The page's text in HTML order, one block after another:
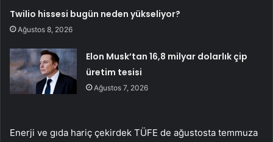
Twilio hissesi bugün neden yükseliyor?
Ağustos 8, 2026
Elon Musk’tan 16,8 milyar dolarlık çip
üretim tesisi
Ağustos 7, 2026
Enerji ve gıda hariç çekirdek TÜFE de ağustosta temmuza